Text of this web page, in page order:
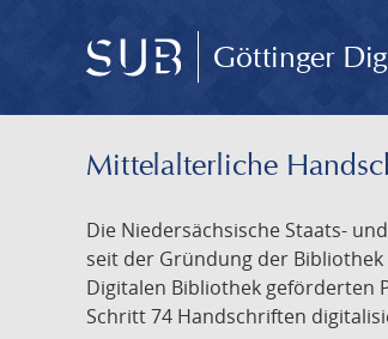
Göttinger
Mittelalterliche
Die Niedersächsische Staats-
seit der Gründung der Bibliothek
Digitalen Bibliothek geförderten
Schritt 74 Handschriften